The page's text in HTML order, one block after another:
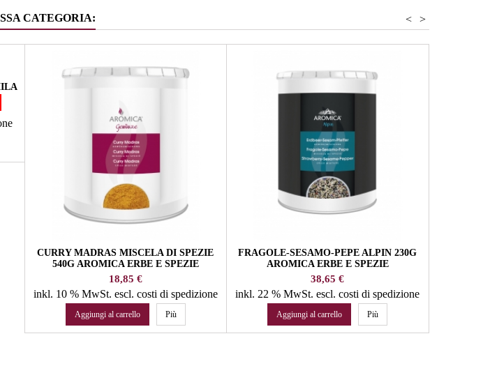
CATEGORIA: >
<
CURRY MADRAS MISCELA DI SPEZIE
540G AROMICA ERBE E SPEZIE
Prezzo
18,85 €
inkl. 10 % MwSt. escl. costi di spedizione
Aggiungi al carrello Più
FRAGOLE-SESAMO-PEPE ALPIN 230G
AROMICA ERBE E SPEZIE
Prezzo
38,65 €
inkl. 22 % MwSt.escl. costi di spedizione
Aggiungi al carrello Più